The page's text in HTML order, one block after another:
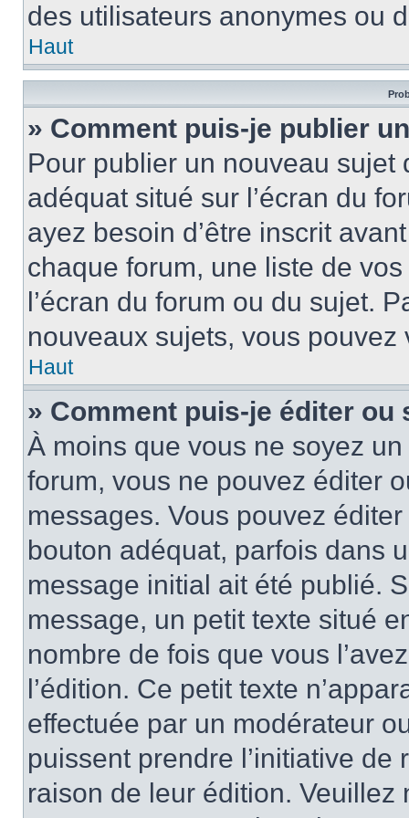
des utilisateurs anonymes ou
Haut
» Comment puis-je publier
Pour publier un nouveau
adéquat situé sur l’écran du
ayez besoin d’être inscrit
chaque forum, une liste de
l’écran du forum ou du sujet.
nouveaux sujets, vous
Haut
» Comment puis-je éditer
À moins que vous ne soyez
forum, vous ne pouvez éditer
messages. Vous pouvez
bouton adéquat, parfois dans
message initial ait été publié.
message, un petit texte situé
nombre de fois que vous
l’édition. Ce petit texte
effectuée par un modérateur
puissent prendre l’initiative
raison de leur édition.